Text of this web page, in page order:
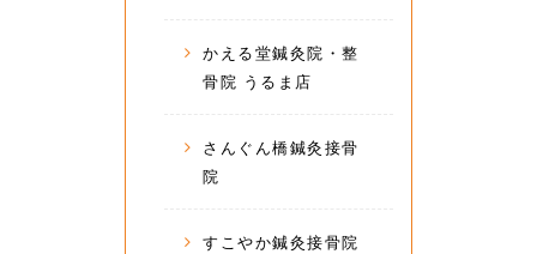
かえる堂鍼灸院・整
骨院 うるま店
さんぐん橋鍼灸接骨
院
すこやか鍼灸接骨院